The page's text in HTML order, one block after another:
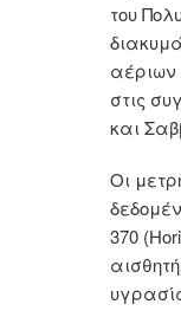
του
αέριων
στις
και
Οι
370